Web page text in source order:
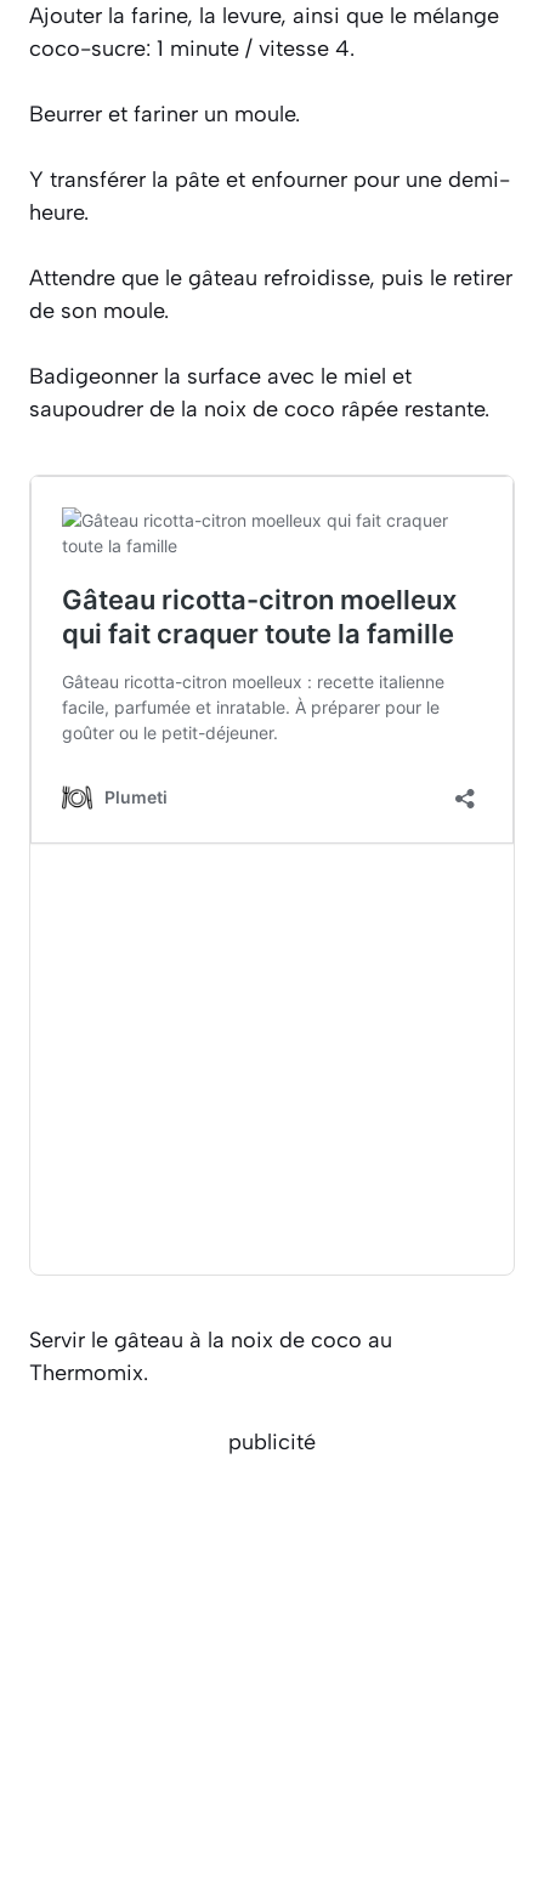
Ajouter la farine, la levure, ainsi que le mélange
coco-sucre: 1 minute / vitesse 4.
Beurrer et fariner un moule.
Y transférer la pâte et enfourner pour une demi-
heure.
Attendre que le gâteau refroidisse, puis le retirer
de son moule.
Badigeonner la surface avec le miel et
saupoudrer de la noix de coco râpée restante.
Servir le gâteau à la noix de coco au
Thermomix.
publicité